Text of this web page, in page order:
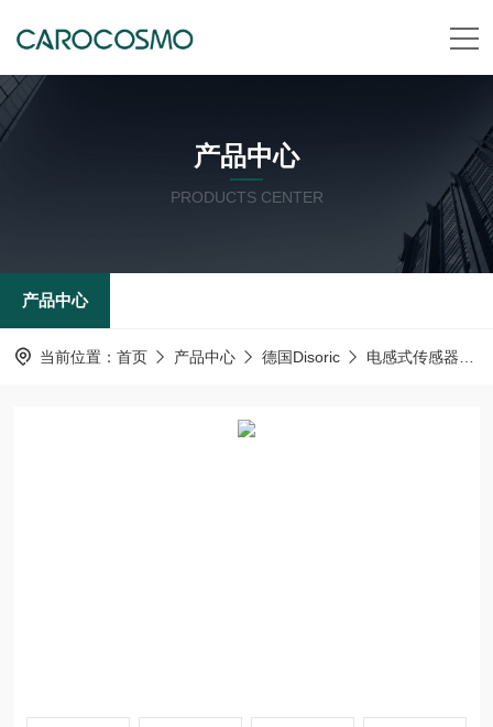
产品中心
PRODUCTS CENTER
产品中心
当前位置： 首页 产品中心 德国Disoric 电感式传感器